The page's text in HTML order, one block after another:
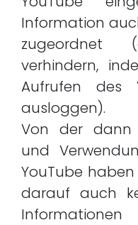
Information
zugeordnet
verhindern,
Aufrufen des
ausloggen).
Von der dann
und
YouTube
darauf auch